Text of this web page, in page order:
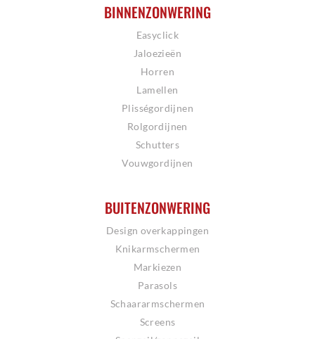
BINNENZONWERING
Easyclick
Jaloezieën
Horren
Lamellen
Plisségordijnen
Rolgordijnen
Schutters
Vouwgordijnen
BUITENZONWERING
Design overkappingen
Knikarmschermen
Markiezen
Parasols
Schaararmschermen
Screens